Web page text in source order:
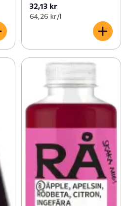
32,13 kr
64,26 kr /l